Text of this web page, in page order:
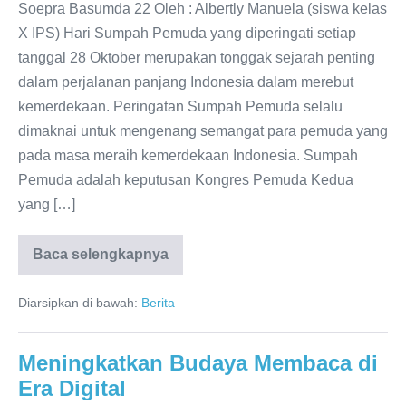
Soepra Basumda 22 Oleh : Albertly Manuela (siswa kelas
X IPS) Hari Sumpah Pemuda yang diperingati setiap
tanggal 28 Oktober merupakan tonggak sejarah penting
dalam perjalanan panjang Indonesia dalam merebut
kemerdekaan. Peringatan Sumpah Pemuda selalu
dimaknai untuk mengenang semangat para pemuda yang
pada masa meraih kemerdekaan Indonesia. Sumpah
Pemuda adalah keputusan Kongres Pemuda Kedua
yang […]
Baca selengkapnya
Soepra
Basumda
Diarsipkan di bawah: Berita
Meningkatkan Budaya Membaca di
Era Digital